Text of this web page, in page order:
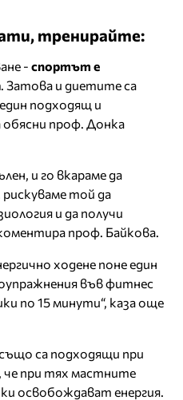
тренирайте:
- спортът е
. Затова и диетите са
подходящ и
обясни проф. Донка
и го вкараме да
той да
и да получи
проф. Байкова.
ходене поне един
във фитнес
по 15 минути“, каза още
са подходящи при
че при тях мастните
освобождават енергия.